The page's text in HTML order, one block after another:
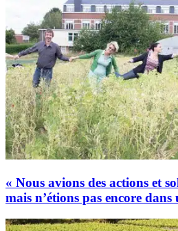
« Nous avions des actions et
mais n’étions pas encore dans